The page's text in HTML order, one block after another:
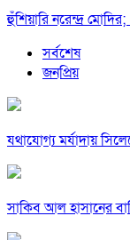
হুঁশিয়ারি নরেন্দ্র
সর্বশেষ
জনপ্রিয়
যথাযোগ্য মর্যাদায়
সাকিব আল হাসানের